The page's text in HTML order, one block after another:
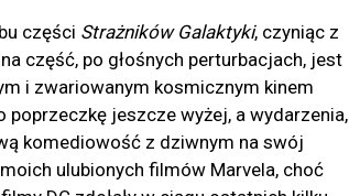
części Strażników Galaktyki, czyniąc z
część, po głośnych perturbacjach, jest
i zwariowanym kosmicznym kinem
jeszcze wyżej, a wydarzenia,
komediowość z dziwnym na swój
ulubionych filmów Marvela, choć